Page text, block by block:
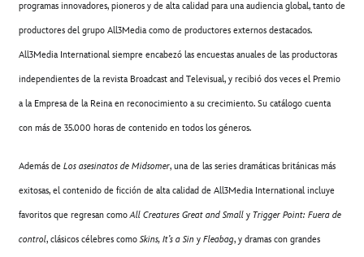
programas innovadores, pioneros y de alta calidad para una audiencia global, tanto de
productores del grupo All3Media como de productores externos destacados.
All3Media International siempre encabezó las encuestas anuales de las productoras
independientes de la revista Broadcast and Televisual, y recibió dos veces el Premio
a la Empresa de la Reina en reconocimiento a su crecimiento. Su catálogo cuenta
con más de 35.000 horas de contenido en todos los géneros.
Además de Los asesinatos de Midsomer, una de las series dramáticas británicas más
exitosas, el contenido de ficción de alta calidad de All3Media International incluye
favoritos que regresan comoAll Creatures Great and Small y Trigger Point: Fuera de
control, clásicos célebres comoSkins, It’s a Sin y Fleabag, y dramas con grandes